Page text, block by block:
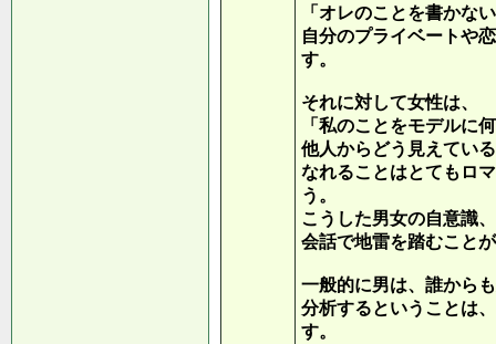
「オレのことを書かな
自分のプライベートや
す。
それに対して女性は、
「私のことをモデルに
他人からどう見えてい
なれることはとてもロ
う。
こうした男女の自意識
会話で地雷を踏むこと
一般的に男は、誰から
分析するということは
す。